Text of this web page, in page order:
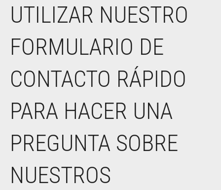
UTILIZAR NUESTRO
FORMULARIO DE
CONTACTO RÁPIDO
PARA HACER UNA
PREGUNTA SOBRE
NUESTROS